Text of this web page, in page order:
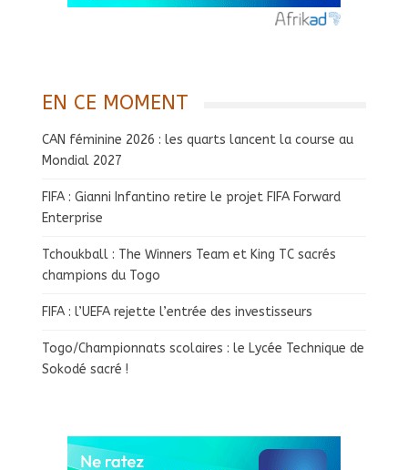
EN CE MOMENT
CAN féminine 2026 : les quarts lancent la course au
Mondial 2027
FIFA : Gianni Infantino retire le projet FIFA Forward
Enterprise
Tchoukball : The Winners Team et King TC sacrés
champions du Togo
FIFA : l’UEFA rejette l’entrée des investisseurs
Togo/Championnats scolaires : le Lycée Technique de
Sokodé sacré !